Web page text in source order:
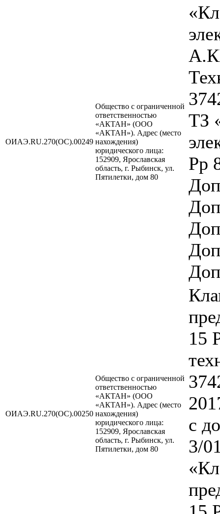
ОИАЭ.RU.270(ОС).00249
Общество с ограниченной
ответственностью
«АКТАН» (ООО
«АКТАН»). Адрес (место
нахождения)
юридического лица:
152909, Ярославская
область, г. Рыбинск, ул.
Пятилетки, дом 80
ТЗ
Рр
ОИАЭ.RU.270(ОС).00250
Общество с ограниченной
ответственностью
«АКТАН» (ООО
«АКТАН»). Адрес (место
нахождения)
юридического лица:
152909, Ярославская
область, г. Рыбинск, ул.
Пятилетки, дом 80
15
с
3/